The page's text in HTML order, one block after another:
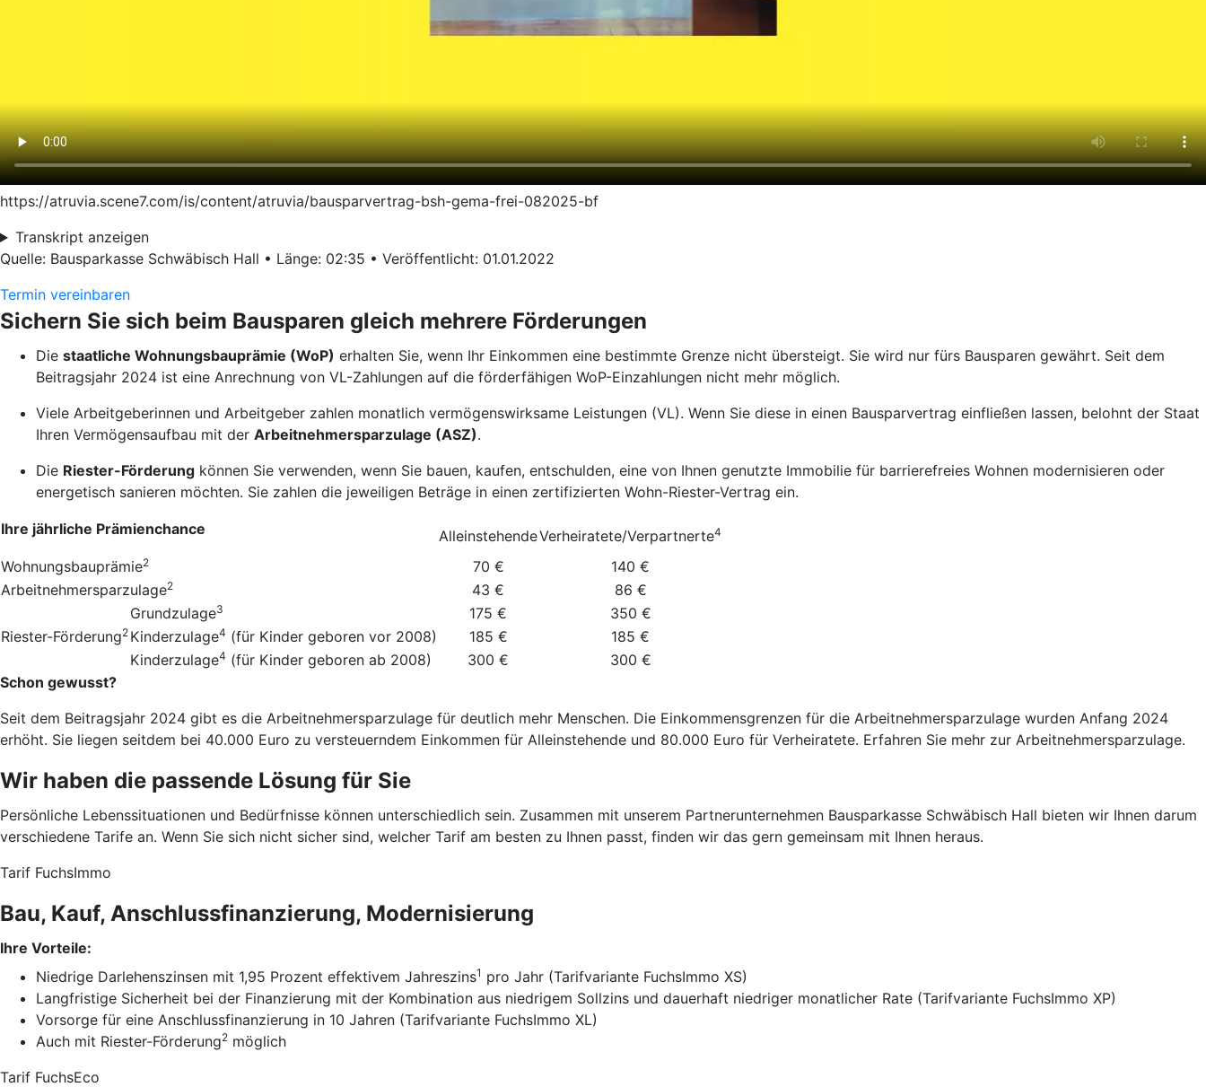
https://atruvia.scene7.com/is/content/atruvia/bausparvertrag-bsh-gema-frei-082025-bf
Transkript anzeigen
Quelle: Bausparkasse Schwäbisch Hall • Länge: 02:35 • Veröffentlicht: 01.01.2022
Termin vereinbaren
Sichern Sie sich beim Bausparen gleich mehrere Förderungen
Die staatliche Wohnungsbauprämie (WoP) erhalten Sie, wenn Ihr Einkommen eine bestimmte Grenze nicht übersteigt. Sie wird nur fürs Bausparen gewährt. Seit dem
Beitragsjahr 2024 ist eine Anrechnung von VL-Zahlungen auf die förderfähigen WoP-Einzahlungen nicht mehr möglich.
Viele Arbeitgeberinnen und Arbeitgeber zahlen monatlich vermögenswirksame Leistungen (VL). Wenn Sie diese in einen Bausparvertrag einfließen lassen, belohnt der Staat
Ihren Vermögensaufbau mit der Arbeitnehmersparzulage (ASZ).
Die Riester-Förderung können Sie verwenden, wenn Sie bauen, kaufen, entschulden, eine von Ihnen genutzte Immobilie für barrierefreies Wohnen modernisieren oder
energetisch sanieren möchten. Sie zahlen die jeweiligen Beträge in einen zertifizierten Wohn-Riester-Vertrag ein.
Ihre jährliche Prämienchance AlleinstehendeVerheiratete/Verpartnerte4
Wohnungsbauprämie2 70 €
140 €
Arbeitnehmersparzulage2 43 € 86 €
Riester-Förderung2
Grundzulage3 175 €
350 €
Kinderzulage4 (für Kinder geboren vor 2008) 185 €
185 €
Kinderzulage4 (für Kinder geboren ab 2008) 300 €
300 €
Schon gewusst?
Seit dem Beitragsjahr 2024 gibt es die Arbeitnehmersparzulage für deutlich mehr Menschen. Die Einkommensgrenzen für die Arbeitnehmersparzulage wurden Anfang 2024
erhöht. Sie liegen seitdem bei 40.000 Euro zu versteuerndem Einkommen für Alleinstehende und 80.000 Euro für Verheiratete. Erfahren Sie mehr zur Arbeitnehmersparzulage.
Wir haben die passende Lösung für Sie
Persönliche Lebenssituationen und Bedürfnisse können unterschiedlich sein. Zusammen mit unserem Partnerunternehmen Bausparkasse Schwäbisch Hall bieten wir Ihnen darum
verschiedene Tarife an. Wenn Sie sich nicht sicher sind, welcher Tarif am besten zu Ihnen passt, finden wir das gern gemeinsam mit Ihnen heraus.
Tarif FuchsImmo
Bau, Kauf, Anschlussfinanzierung, Modernisierung
Ihre Vorteile:
Niedrige Darlehenszinsen mit 1,95 Prozent effektivem Jahreszins1 pro Jahr (Tarifvariante FuchsImmo XS)
Langfristige Sicherheit bei der Finanzierung mit der Kombination aus niedrigem Sollzins und dauerhaft niedriger monatlicher Rate (Tarifvariante FuchsImmo XP)
Vorsorge für eine Anschlussfinanzierung in 10 Jahren (Tarifvariante FuchsImmo XL)
Auch mit Riester-Förderung2 möglich
Tarif FuchsEco